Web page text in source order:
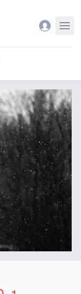
Вход